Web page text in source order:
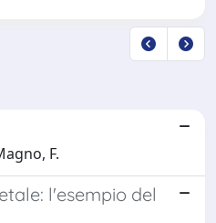
F.
l'esempio del